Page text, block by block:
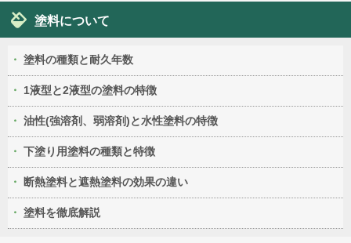
塗料について
塗料の種類と耐久年数
1液型と2液型の塗料の特徴
油性(強溶剤、弱溶剤)と水性塗料の特徴
下塗り用塗料の種類と特徴
断熱塗料と遮熱塗料の効果の違い
塗料を徹底解説